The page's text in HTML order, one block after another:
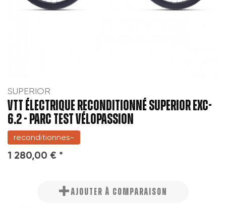
SUPERIOR
VTT ÉLECTRIQUE RECONDITIONNÉ SUPERIOR EXC-
6.2 - PARC TEST VÉLOPASSION
reconditionnes-
1 280,00 € *
AJOUTER À COMPARAISON